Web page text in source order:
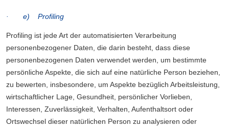
· e) Profiling
Profiling ist jede Art der automatisierten Verarbeitung
personenbezogener Daten, die darin besteht, dass diese
personenbezogenen Daten verwendet werden, um bestimmte
persönliche Aspekte, die sich auf eine natürliche Person beziehen,
zu bewerten, insbesondere, um Aspekte bezüglich Arbeitsleistung,
wirtschaftlicher Lage, Gesundheit, persönlicher Vorlieben,
Interessen, Zuverlässigkeit, Verhalten, Aufenthaltsort oder
Ortswechsel dieser natürlichen Person zu analysieren oder